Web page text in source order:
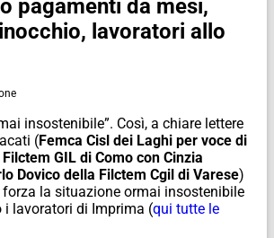
pagamenti da mesi,
lavoratori allo
insostenibile”. Così, a chiare lettere
(Femca Cisl dei Laghi per voce di
GIL di Como con Cinzia
Dovico della Filctem Cgil di Varese)
forza la situazione ormai insostenibile
i lavoratori di Imprima (qui tutte le